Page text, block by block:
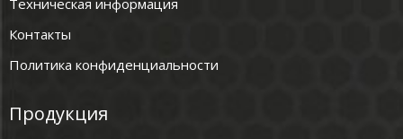
Техническая информация
Контакты
Политика конфиденциальности
Продукция